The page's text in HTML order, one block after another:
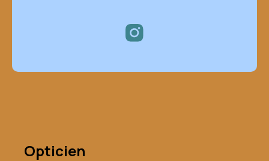
Opticien